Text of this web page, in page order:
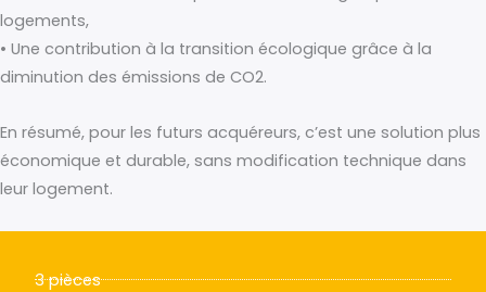
logements,
• Une contribution à la transition écologique grâce à la
diminution des émissions de CO2.
En résumé, pour les futurs acquéreurs, c’est une solution plus
économique et durable, sans modification technique dans
leur logement.
3 pièces